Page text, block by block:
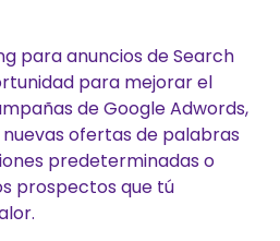
para anuncios de Search
para mejorar el
de Google Adwords,
ofertas de palabras
predeterminadas o
prospectos que tú